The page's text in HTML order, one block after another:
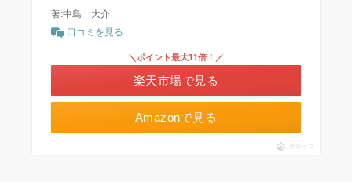
著:中島 大介
口コミを見る
Amazonで見る
＼ポイント最大11倍！／
楽天市場で見る
ポチップ